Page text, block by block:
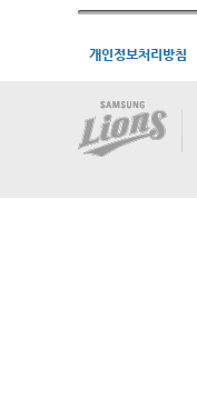
개인정보처리방침